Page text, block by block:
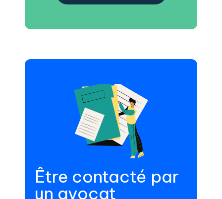
Être contacté par
un avocat